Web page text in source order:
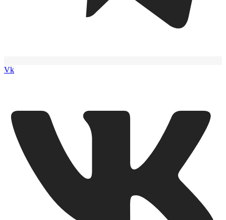
Vk